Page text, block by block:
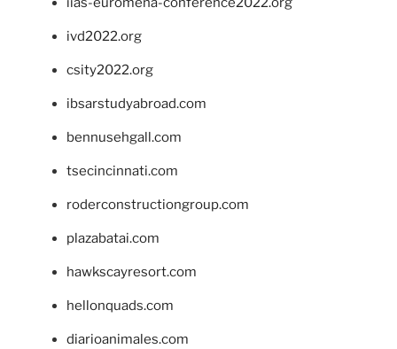
ivd2022.org
csity2022.org
ibsarstudyabroad.com
bennusehgall.com
tsecincinnati.com
roderconstructiongroup.com
plazabatai.com
hawkscayresort.com
hellonquads.com
diarioanimales.com